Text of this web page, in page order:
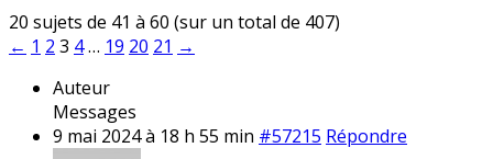
20 sujets de 41 à 60 (sur un total de 407)
← 1 2 3 4… 19 20 21 →
Auteur
Messages
9 mai 2024 à 18 h 55 min #57215 Répondre